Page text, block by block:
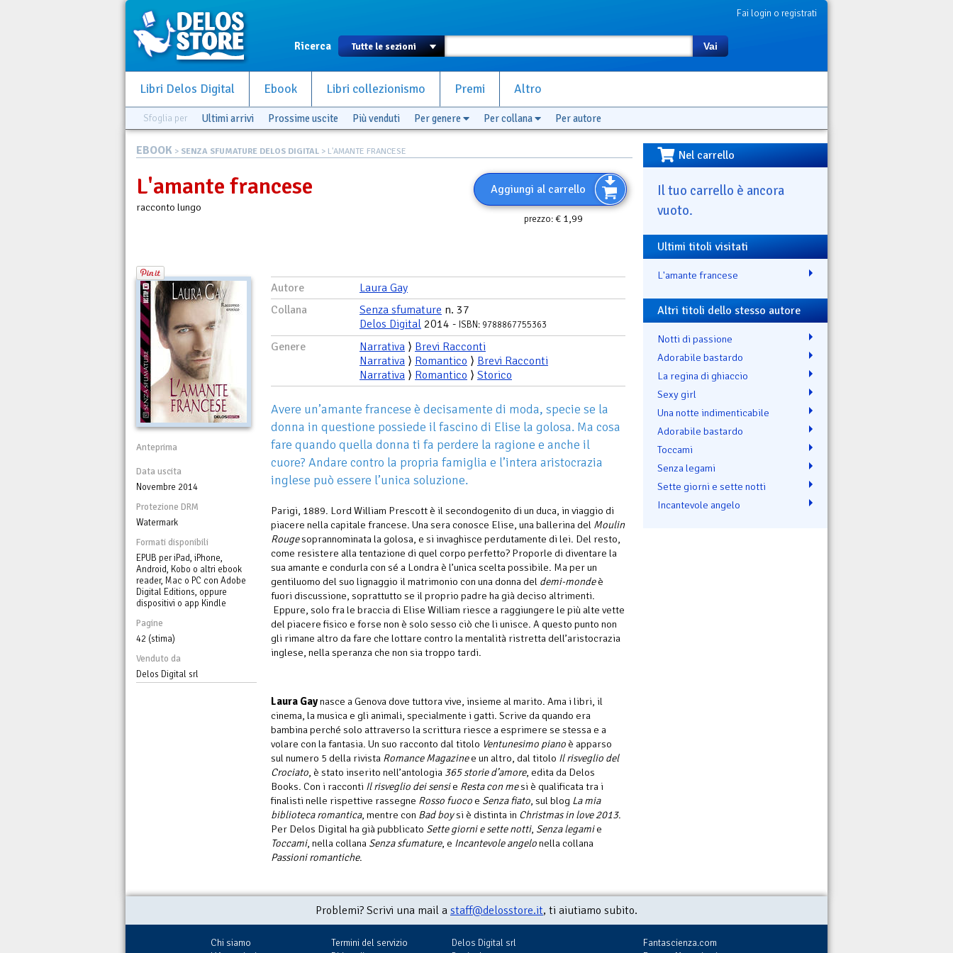
Fai login o registrati
Ricerca Vai
Libri Delos Digital Ebook Libri collezionismo Premi Altro
Sfoglia per Ultimi arrivi Prossime uscite Più venduti Per genere Per collana Per autore
EBOOK > SENZA SFUMATURE DELOS DIGITAL > L'AMANTE FRANCESE
Aggiungi al carrello
prezzo:€ 1,99
L'amante francese
racconto lungo
Anteprima
Data uscita
Novembre 2014
Protezione DRM
Watermark
Formati disponibili
EPUB per iPad, iPhone,
Android, Kobo o altri ebook
reader, Mac o PC con Adobe
Digital Editions, oppure
dispositivi o app Kindle
Pagine
42 (stima)
Venduto da
Delos Digital srl
Autore
Laura Gay
Collana
Senza sfumature n. 37
Delos Digital 2014 - ISBN: 9788867755363
Genere Narrativa ⟩ Brevi Racconti
Narrativa ⟩ Romantico ⟩ Brevi Racconti
Narrativa ⟩ Romantico ⟩ Storico
Avere un’amante francese è decisamente di moda, specie se la
donna in questione possiede il fascino di Elise la golosa. Ma cosa
fare quando quella donna ti fa perdere la ragione e anche il
cuore? Andare contro la propria famiglia e l’intera aristocrazia
inglese può essere l’unica soluzione.
Parigi, 1889. Lord William Prescott è il secondogenito di un duca, in viaggio di
piacere nella capitale francese. Una sera conosce Elise, una ballerina del Moulin
Rougesoprannominata la golosa, e si invaghisce perdutamente di lei. Del resto,
come resistere alla tentazione di quel corpo perfetto? Proporle di diventare la
sua amante e condurla con sé a Londra è l’unica scelta possibile. Ma per un
gentiluomo del suo lignaggio il matrimonio con una donna del demi-mondeè
fuori discussione, soprattutto se il proprio padre ha già deciso altrimenti.
Eppure, solo fra le braccia di Elise William riesce a raggiungere le più alte vette
del piacere fisico e forse non è solo sesso ciò che li unisce. A questo punto non
gli rimane altro da fare che lottare contro la mentalità ristretta dell’aristocrazia
inglese, nella speranza che non sia troppo tardi.
Laura Gaynasce a Genova dove tuttora vive, insieme al marito. Ama i libri, il
cinema, la musica e gli animali, specialmente i gatti. Scrive da quando era
bambina perché solo attraverso la scrittura riesce a esprimere se stessa e a
volare con la fantasia. Un suo racconto dal titolo Ventunesimo pianoè apparso
sul numero 5 della rivista Romance Magazinee un altro, dal titolo Il risveglio del
Crociato, è stato inserito nell’antologia 365 storie d’amore, edita da Delos
Books. Con i racconti Il risveglio dei sensie Resta con mesi è qualificata tra i
finalisti nelle rispettive rassegne Rosso fuocoe Senza fiato, sul blog La mia
biblioteca romantica, mentre con Bad boysi è distinta in Christmas in love 2013.
Per Delos Digital ha già pubblicato Sette giorni e sette notti, Senza legamie
Toccami, nella collana Senza sfumature, e Incantevole angelonella collana
Passioni romantiche.
Nel carrello
Il tuo carrello è ancora
vuoto.
Ultimi titoli visitati
L'amante francese
Altri titoli dello stesso autore
Notti di passione
Adorabile bastardo
La regina di ghiaccio
Sexy girl
Una notte indimenticabile
Adorabile bastardo
Toccami
Senza legami
Sette giorni e sette notti
Incantevole angelo
Problemi? Scrivi una mail a staff@delosstore.it, ti aiutiamo subito.
Chi siamo
Termini del servizio
Delos Digital srl
Fantascienza.com